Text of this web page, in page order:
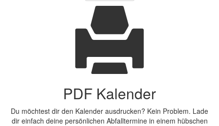
PDF Kalender
Du möchtest dir den Kalender ausdrucken? Kein Problem. Lade
dir einfach deine persönlichen Abfalltermine in einem hübschen